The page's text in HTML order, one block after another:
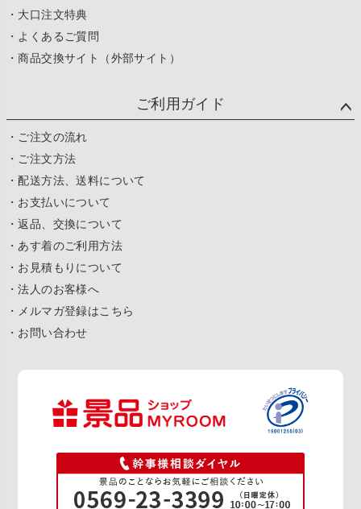
・大口注文特典
・よくあるご質問
・商品交換サイト（外部サイト）
ご利用ガイド
・ご注文の流れ
・ご注文方法
・配送方法、送料について
・お支払いについて
・返品、交換について
・あす着のご利用方法
・お見積もりについて
・法人のお客様へ
・メルマガ登録はこちら
・お問い合わせ